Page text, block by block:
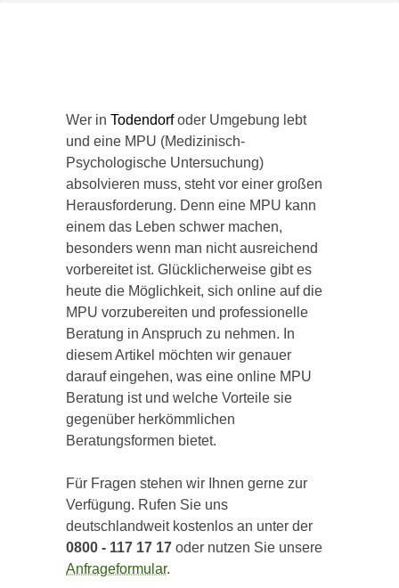
Wer in Todendorfoder Umgebung lebt
und eine MPU (Medizinisch-
Psychologische Untersuchung)
absolvieren muss, steht vor einer großen
Herausforderung. Denn eine MPU kann
einem das Leben schwer machen,
besonders wenn man nicht ausreichend
vorbereitet ist. Glücklicherweise gibt es
heute die Möglichkeit, sich online auf die
MPU vorzubereiten und professionelle
Beratung in Anspruch zu nehmen. In
diesem Artikel möchten wir genauer
darauf eingehen, was eine online MPU
Beratung ist und welche Vorteile sie
gegenüber herkömmlichen
Beratungsformen bietet.
Für Fragen stehen wir Ihnen gerne zur
Verfügung. Rufen Sie uns
deutschlandweit kostenlos an unter der
0800 - 117 17 17 oder nutzen Sie unsere
Anfrageformular.